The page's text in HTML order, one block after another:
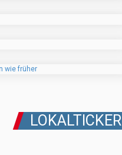
LOKALTICKER